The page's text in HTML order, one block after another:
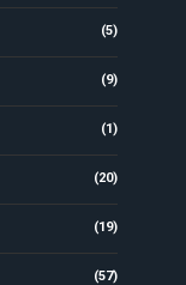
(5)
(9)
(1)
(20)
(19)
(57)